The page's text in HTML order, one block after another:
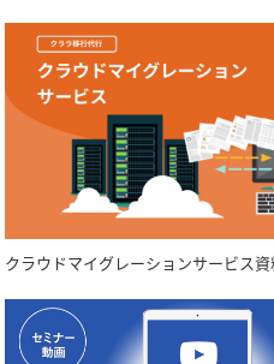
クラウドマイグレーションサービス